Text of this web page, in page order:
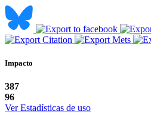
Impacto
387
96
Ver Estadísticas de uso